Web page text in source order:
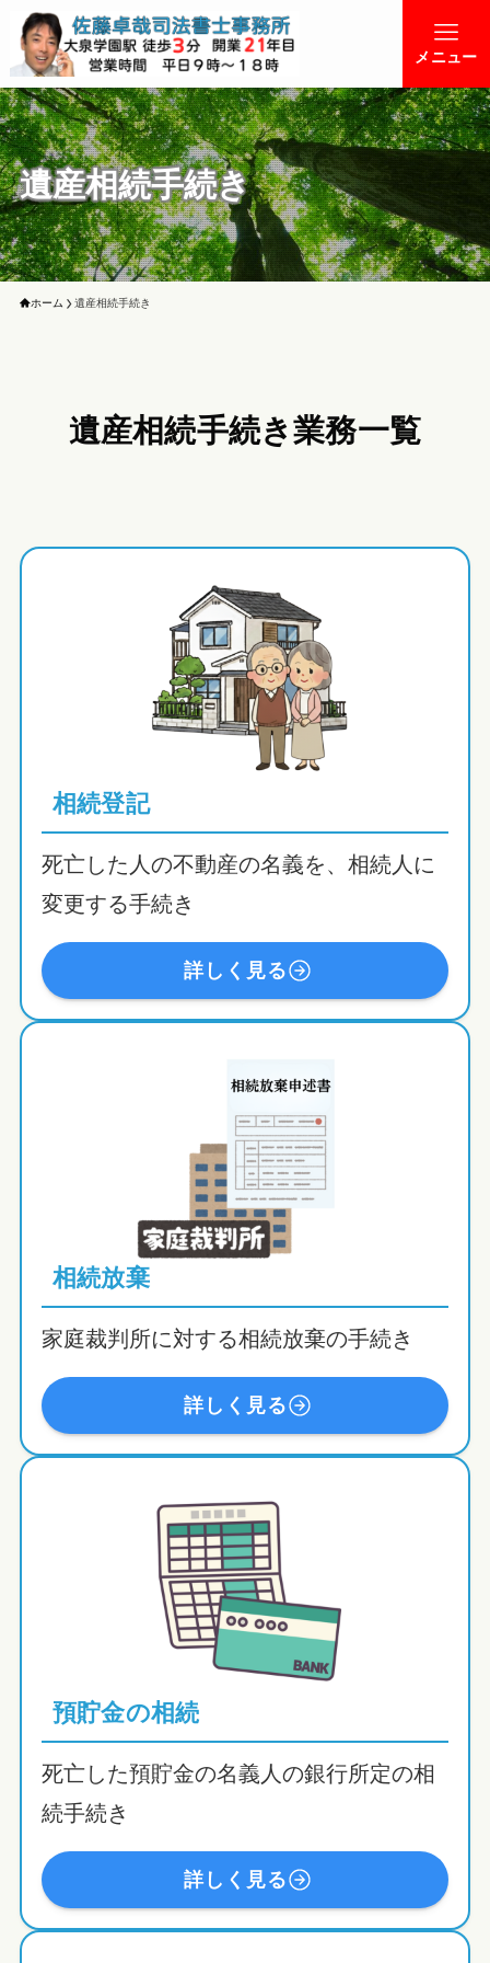
メニュー
遺産相続手続き
ホーム 遺産相続手続き
遺産相続手続き業務一覧
相続登記
死亡した人の不動産の名義を、相続人に
変更する手続き
詳しく見る
相続放棄
家庭裁判所に対する相続放棄の手続き
詳しく見る
預貯金の相続
死亡した預貯金の名義人の銀行所定の相
続手続き
詳しく見る